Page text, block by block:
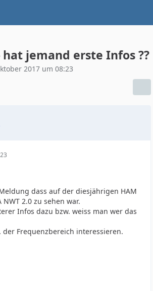
hat jemand erste Infos ??
2017 um 08:23
dass auf der diesjährigen HAM
2.0 zu sehen war.
Infos dazu bzw. weiss man wer das
Frequenzbereich interessieren.